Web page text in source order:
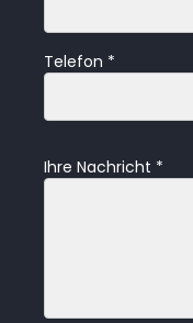
Telefon *
Ihre Nachricht *